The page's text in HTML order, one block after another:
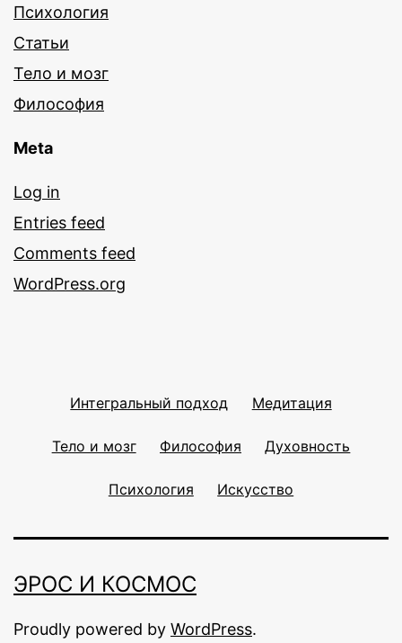
Психология
Статьи
Тело и мозг
Философия
Meta
Log in
Entries feed
Comments feed
WordPress.org
Интегральный подход Медитация
Тело и мозг Философия Духовность
Психология Искусство
ЭРОС И КОСМОС
Proudly powered by WordPress.